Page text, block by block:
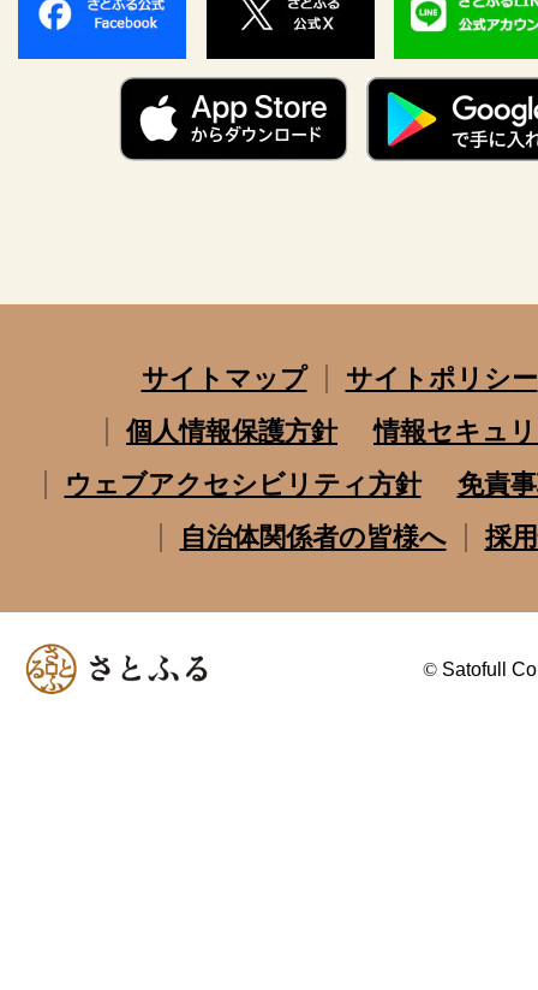
サイトマップ
サイトポリシー
個人情報保護方針
情報セキュ
ウェブアクセシビリティ方針
免責
自治体関係者の皆様へ
採
© Satofull